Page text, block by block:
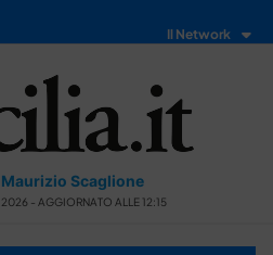
Il Network
Scaglione
- AGGIORNATO ALLE 12:15